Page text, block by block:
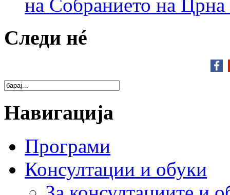
на Собранието на Црна
Следи нé
Навигација
Програми
Консултации и обуки